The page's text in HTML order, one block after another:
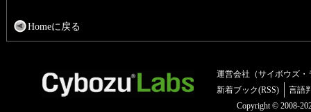
Homeに戻る
運営会社（サイボウズ・
新着ブック(RSS)
言語
Copyright © 2008-